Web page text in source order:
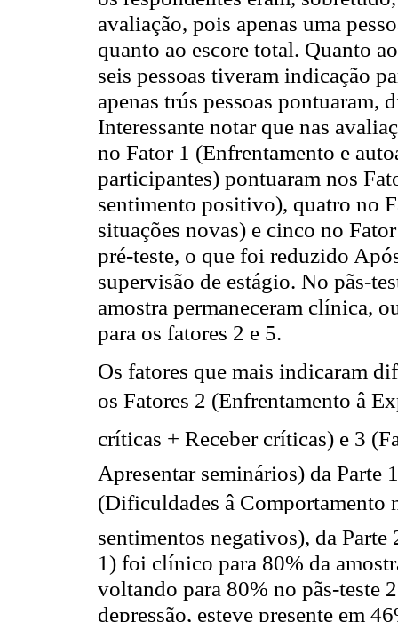
avaliação, pois apenas uma
quanto ao escore total. Quanto
seis pessoas tiveram indicação
apenas trús pessoas pontuaram,
Interessante notar que nas
no Fator 1 (Enfrentamento e
participantes) pontuaram nos
sentimento positivo), quatro no
situações novas) e cinco no
pré-teste, o que foi reduzido
supervisão de estágio. No pãs-
amostra permaneceram clínica,
para os fatores 2 e 5.
Os fatores que mais indicaram
os Fatores 2 (Enfrentamento â
críticas + Receber críticas) e 3
Apresentar seminários) da
(Dificuldades â
sentimentos negativos), da
1) foi clínico para 80% da
voltando para 80% no pãs-teste
depressão, esteve presente em